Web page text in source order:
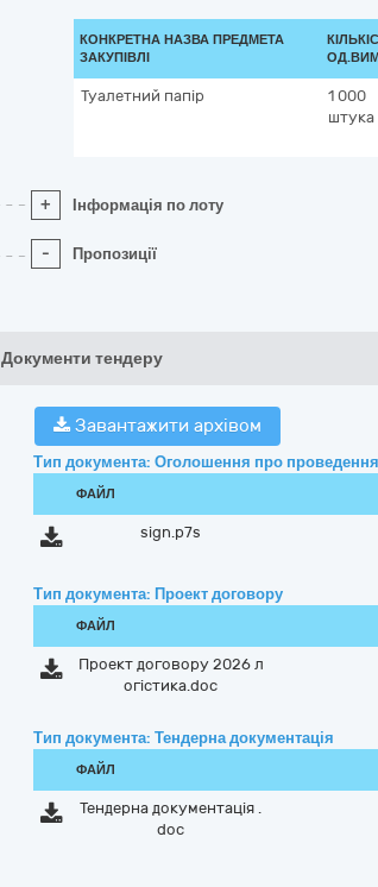
КОНКРЕТНА НАЗВА ПРЕДМЕТА
ЗАКУПІВЛІ
Туалетний папір
1 000
штука
+ Інформація по лоту
- Пропозиції
Документи тендеру
Завантажити архівом
Тип документа: Оголошення про проведення
ФАЙЛ
sign.p7s
Тип документа: Проект договору
ФАЙЛ
Проект договору 2026 л
огістика.doc
Тип документа: Тендерна документація
ФАЙЛ
Тендерна документація .
doc